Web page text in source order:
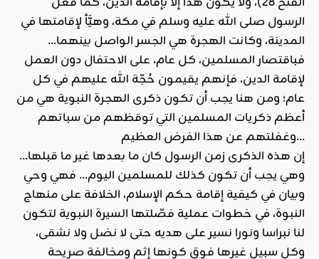
الرسول صلى الله عليه وسلم في مكة، وهيَّأ لإقامتها في
المدينة، وكانت الهجرة هي الجسر الواصل بينهما…
فباقتصار المسلمين، كل عام، على الاحتفال دون العمل
لإقامة الدين، فإنهم يقيمون حُجّة الله عليهم في كل
عام؛ ومن هنا يجب أن تكون ذكرى الهجرة النبوية هي من
أعظم ذكريات المسلمين التي توقظهم من سباتهم
وغفلتهم عن هذا الفرض العظيم…
إن هذه الذكرى زمن الرسول كان ما بعدها غير ما قبلها…
وهي يجب أن تكون كذلك للمسلمين اليوم… فهي وحي
وبيان في كيفية إقامة حكم الإسلام، الخلافة على منهاج
النبوة، في خطوات عملية فصّلتها السيرة النبوية لتكون
لنا نبراسا ونورا نسير على هديه حتى لا نضل ولا نشقى،
وكل سبيل غيرها فوق كونها إثم ومخالفة صريحة